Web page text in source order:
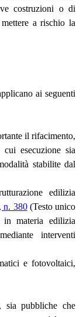
costruzioni o di
a rischio la
ai seguenti
il rifacimento,
esecuzione sia
stabilite dal
edilizia
n. 380(Testo unico
in materia edilizia
interventi
e fotovoltaici,
sia pubbliche che